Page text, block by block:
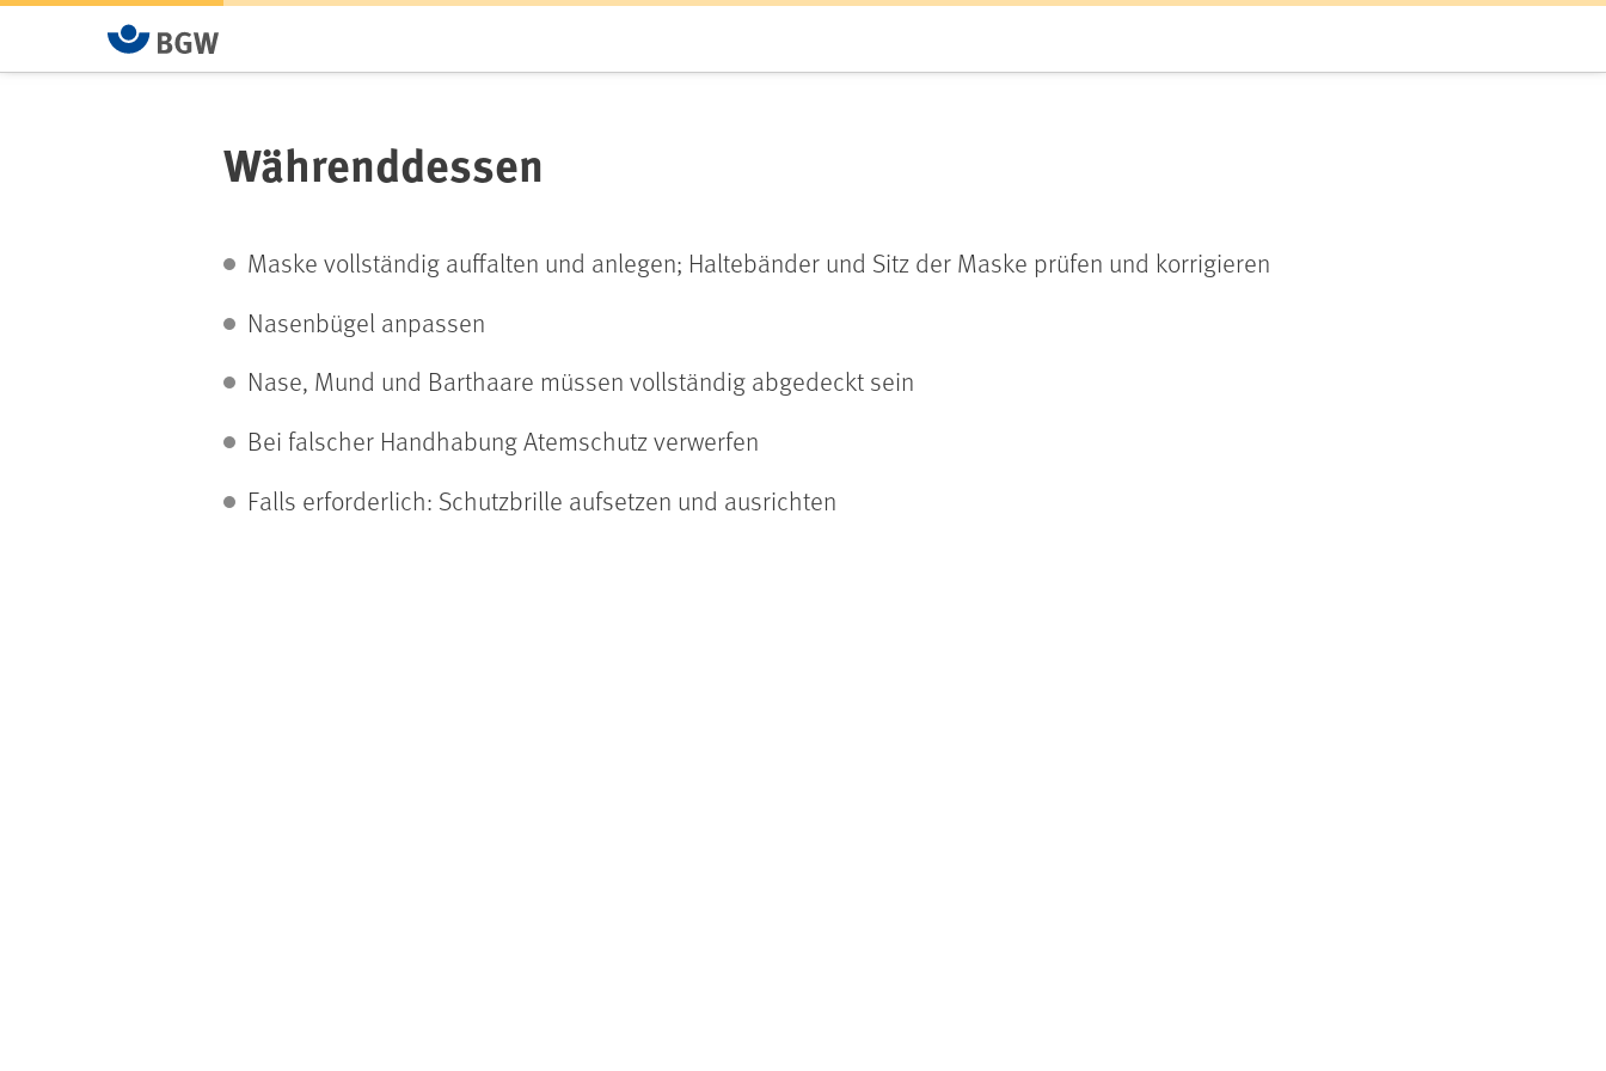
Währenddessen
Maske vollständig auffalten und anlegen; Haltebänder und Sitz der Maske prüfen und korrigieren
Nasenbügel anpassen
Nase, Mund und Barthaare müssen vollständig abgedeckt sein
Bei falscher Handhabung Atemschutz verwerfen
Falls erforderlich: Schutzbrille aufsetzen und ausrichten